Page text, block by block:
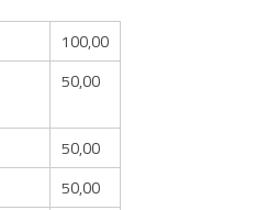
100,00
50,00
50,00
50,00